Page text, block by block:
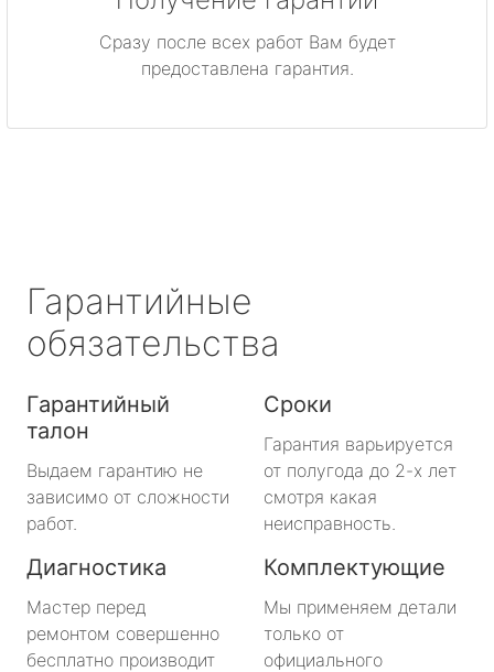
Приозерск
Сясьстрой
Тосно
Шлиссельбург
Важины
Сразу после всех работ Вам будет
предоставлена гарантия.
Гарантийные
обязательства
Гарантийный
талон
Выдаем гарантию не
зависимо от сложности
работ.
Сроки
Гарантия варьируется
от полугода до 2-х лет
смотря какая
неисправность.
Диагностика
Мастер перед
ремонтом совершенно
бесплатно производит
Комплектующие
Мы применяем детали
только от
официального